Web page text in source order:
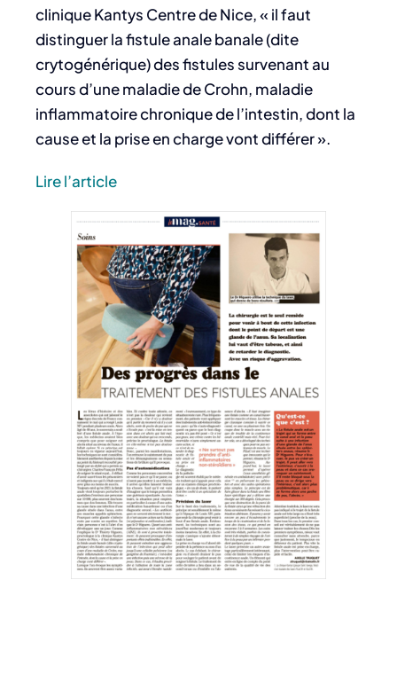
clinique Kantys Centre de Nice, « il faut
distinguer la fistule anale banale (dite
crytogénérique) des fistules survenant au
cours d’une maladie de Crohn, maladie
inflammatoire chronique de l’intestin, dont la
cause et la prise en charge vont différer ».
Lire l’article